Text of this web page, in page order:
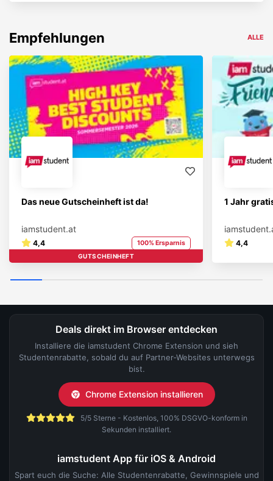
Empfehlungen ALLE
Das neue Gutscheinheft ist da!
iamstudent.at
4,4 100% Ersparnis
GUTSCHEINHEFT
1 Jahr
4,4
Deals direkt im Browser entdecken
Installiere die iamstudent Chrome Extension und sieh
Studentenrabatte, sobald du auf Partner-Websites unterwegs
bist.
Chrome Extension installieren
5/5 Sterne - Kostenlos, 100% DSGVO-konform in
Sekunden installiert.
iamstudent App für iOS & Android
Spart euch die Suche: Alle Studentenrabatte, Gewinnspiele und